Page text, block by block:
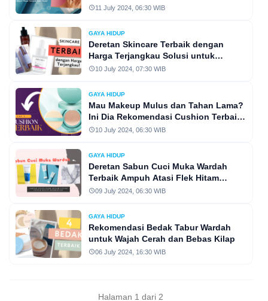
Bikin Wajah Mulus Tampak Awet Muda
11 July 2024, 06:30 WIB
GAYA HIDUP
Deretan Skincare Terbaik dengan
Harga Terjangkau Solusi untuk
Sempurnakan Makeup Mu Yuk,Simak!
10 July 2024, 07:30 WIB
GAYA HIDUP
Mau Makeup Mulus dan Tahan Lama?
Ini Dia Rekomendasi Cushion Terbaik
Rahasia Makeup Flawless Seharian
10 July 2024, 06:30 WIB
GAYA HIDUP
Deretan Sabun Cuci Muka Wardah
Terbaik Ampuh Atasi Flek Hitam
Cocok untuk Kulit Berminyak Yuk,
09 July 2024, 06:30 WIB
GAYA HIDUP
Rekomendasi Bedak Tabur Wardah
untuk Wajah Cerah dan Bebas Kilap
06 July 2024, 16:30 WIB
Halaman 1 dari 2